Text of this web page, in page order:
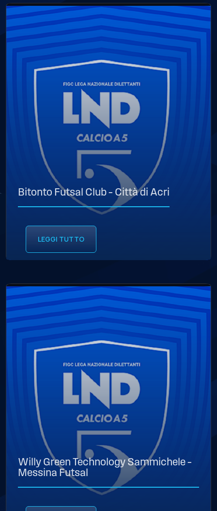
Bitonto Futsal Club – Città di Acri
LEGGI TUTTO
Willy Green Technology Sammichele –
Messina Futsal